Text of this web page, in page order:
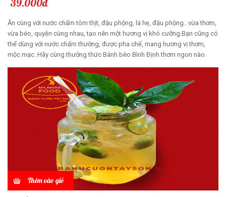
39.000đ
Ăn cùng với nước chấm tôm thịt, đậu phộng, lá hẹ, đậu phộng.. vừa thơm,
vừa béo, quyện cùng nhau, tạo nên một hương vị khó cưỡng.Bạn cũng có
thể dùng với nước chấm thường, được pha chế, mang hương vị thơm,
mộc mạc. Hãy cùng thưởng thức Bánh bèo Bình Định thơm ngon nào.
Thêm vào giỏ